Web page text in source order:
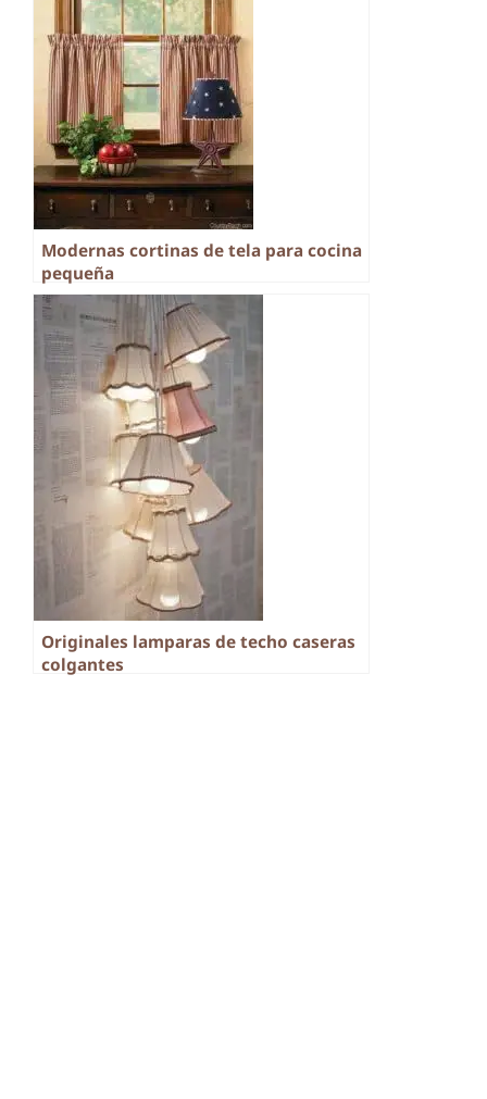
Modernas cortinas de tela para cocina
pequeña
Originales lamparas de techo caseras
colgantes